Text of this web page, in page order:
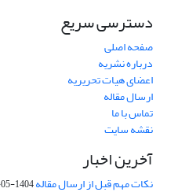
دسترسی سریع
صفحه اصلی
درباره نشریه
اعضای هیات تحریریه
ارسال مقاله
تماس با ما
نقشه سایت
آخرین اخبار
نکات مهم قبل از ارسال مقاله1404-05-08